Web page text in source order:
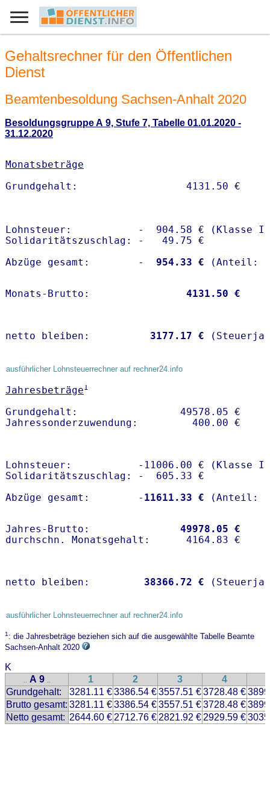
Gehaltsrechner für den Öffentlichen
Dienst
Beamtenbesoldung Sachsen-Anhalt 2020
Besoldungsgruppe A 9, Stufe 7, Tabelle 01.01.2020 -
31.12.2020
Monatsbeträge
Lohnsteuer:           -  904.58 € (Klasse I)
Solidaritätszuschlag: -   49.75 €
Abzüge gesamt:        -
  954.33 €
Monats-Brutto: 4131.50 €
netto bleiben: 3177.17 €
ausführlicher Lohnsteuerrechner auf rechner24.info
Jahresbeträge1
Grundgehalt:                 49578.05 €
Lohnsteuer:           -11006.00 € (Klasse I)
Solidaritätszuschlag: -  605.33 €
Abzüge gesamt:        - 11611.33 €
Jahres-Brutto: 49978.05 €
netto bleiben: 38366.72 €
ausführlicher Lohnsteuerrechner auf rechner24.info
1: die Jahresbeträge beziehen sich auf die ausgewählte Tabelle Beamte
Sachsen-Anhalt 2020
K
.. A 9 .. 1 2 3 4
Grundgehalt:
3281.11 €3386.54 €3557.51 €3728.48 €
Brutto gesamt: 3281.11 €3386.54 €3557.51 €3728.48 €
Netto gesamt: 2644.60 € 2712.76 € 2821.92 € 2929.59 €